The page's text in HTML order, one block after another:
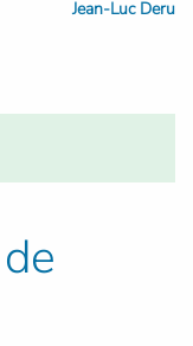
Jean-Luc Deru